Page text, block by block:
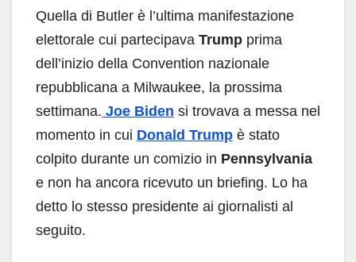
Quella di Butler è l’ultima manifestazione
elettorale cui partecipava Trump prima
dell’inizio della Convention nazionale
repubblicana a Milwaukee, la prossima
settimana. Joe Biden si trovava a messa nel
momento in cui Donald Trump è stato
colpito durante un comizio in Pennsylvania
e non ha ancora ricevuto un briefing. Lo ha
detto lo stesso presidente ai giornalisti al
seguito.